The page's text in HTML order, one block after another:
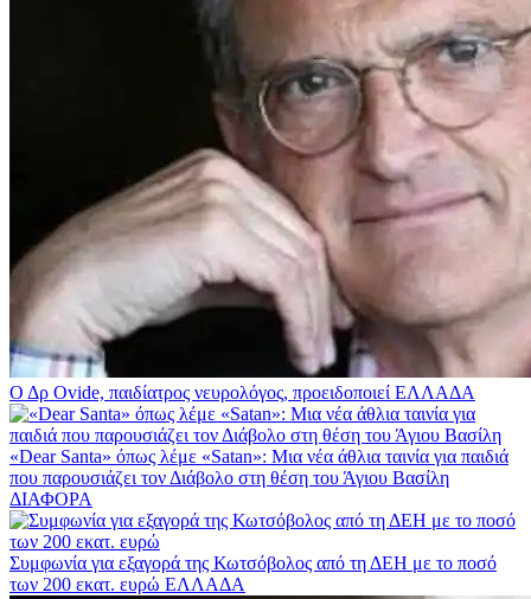
Ο Δρ Ovide, παιδίατρος νευρολόγος, προειδοποιεί ΕΛΛΑΔΑ
«Dear Santa» όπως λέμε «Satan»: Μια νέα άθλια ταινία για παιδιά
που παρουσιάζει τον Διάβολο στη θέση του Άγιου Βασίλη
ΔΙΑΦΟΡΑ
Συμφωνία για εξαγορά της Κωτσόβολος από τη ΔΕΗ με το ποσό
των 200 εκατ. ευρώ ΕΛΛΑΔΑ